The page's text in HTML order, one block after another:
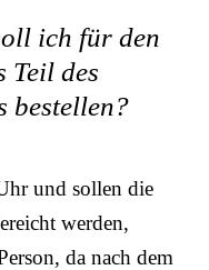
ich für den
Teil des
bestellen?
und sollen die
werden,
da nach dem